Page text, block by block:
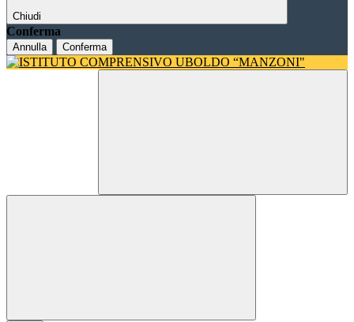
Chiudi
Conferma
Annulla Conferma